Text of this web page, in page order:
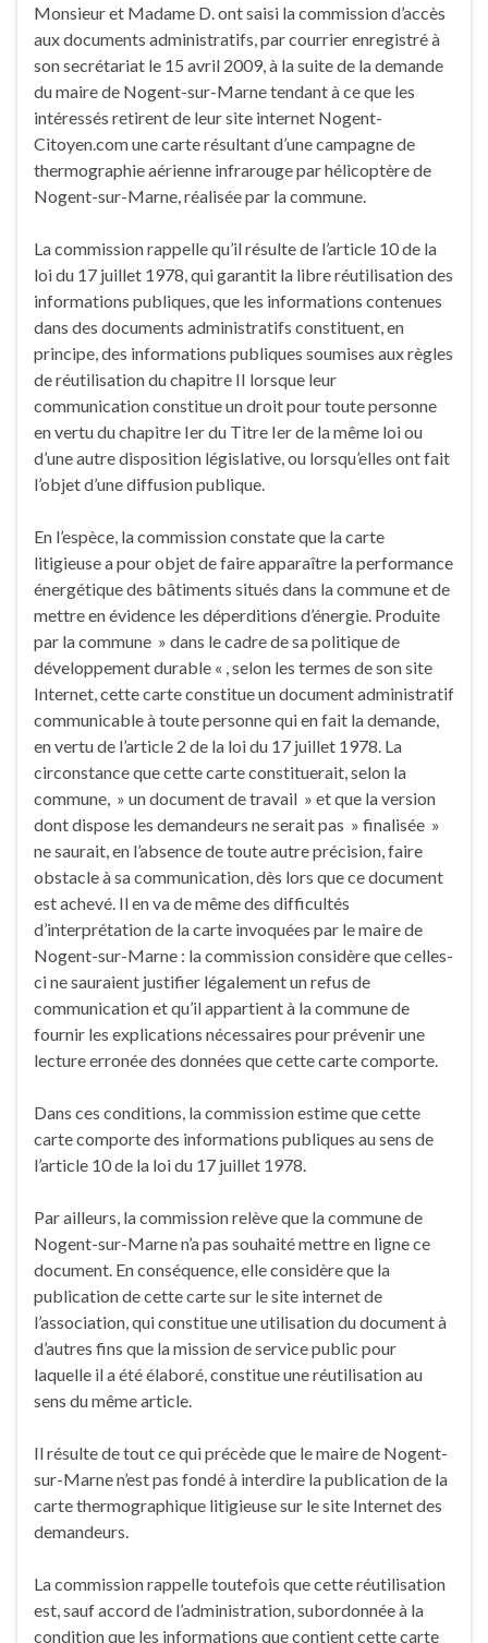
Monsieur et Madame D. ont saisi la commission d’accès
aux documents administratifs, par courrier enregistré à
son secrétariat le 15 avril 2009, à la suite de la demande
du maire de Nogent-sur-Marne tendant à ce que les
intéressés retirent de leur site internet Nogent-
Citoyen.com une carte résultant d’une campagne de
thermographie aérienne infrarouge par hélicoptère de
Nogent-sur-Marne, réalisée par la commune.
La commission rappelle qu’il résulte de l’article 10 de la
loi du 17 juillet 1978, qui garantit la libre réutilisation des
informations publiques, que les informations contenues
dans des documents administratifs constituent, en
principe, des informations publiques soumises aux règles
de réutilisation du chapitre II lorsque leur
communication constitue un droit pour toute personne
en vertu du chapitre Ier du Titre Ier de la même loi ou
d’une autre disposition législative, ou lorsqu’elles ont fait
l’objet d’une diffusion publique.
En l’espèce, la commission constate que la carte
litigieuse a pour objet de faire apparaître la performance
énergétique des bâtiments situés dans la commune et de
mettre en évidence les déperditions d’énergie. Produite
par la commune » dans le cadre de sa politique de
développement durable « , selon les termes de son site
Internet, cette carte constitue un document administratif
communicable à toute personne qui en fait la demande,
en vertu de l’article 2 de la loi du 17 juillet 1978. La
circonstance que cette carte constituerait, selon la
commune, » un document de travail » et que la version
dont dispose les demandeurs ne serait pas » finalisée »
ne saurait, en l’absence de toute autre précision, faire
obstacle à sa communication, dès lors que ce document
est achevé. Il en va de même des difficultés
d’interprétation de la carte invoquées par le maire de
Nogent-sur-Marne : la commission considère que celles-
ci ne sauraient justifier légalement un refus de
communication et qu’il appartient à la commune de
fournir les explications nécessaires pour prévenir une
lecture erronée des données que cette carte comporte.
Dans ces conditions, la commission estime que cette
carte comporte des informations publiques au sens de
l’article 10 de la loi du 17 juillet 1978.
Par ailleurs, la commission relève que la commune de
Nogent-sur-Marne n’a pas souhaité mettre en ligne ce
document. En conséquence, elle considère que la
publication de cette carte sur le site internet de
l’association, qui constitue une utilisation du document à
d’autres fins que la mission de service public pour
laquelle il a été élaboré, constitue une réutilisation au
sens du même article.
Il résulte de tout ce qui précède que le maire de Nogent-
sur-Marne n’est pas fondé à interdire la publication de la
carte thermographique litigieuse sur le site Internet des
demandeurs.
La commission rappelle toutefois que cette réutilisation
est, sauf accord de l’administration, subordonnée à la
condition que les informations que contient cette carte